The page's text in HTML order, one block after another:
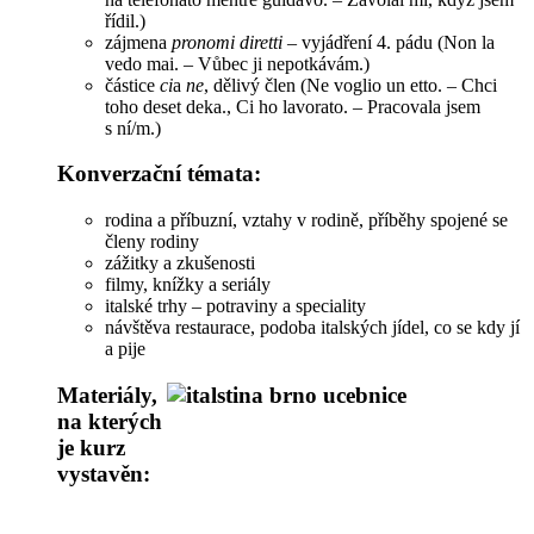
řídil.)
zájmena pronomi diretti – vyjádření 4. pádu (Non la
vedo mai. – Vůbec ji nepotkávám.)
částice cia ne, dělivý člen (Ne voglio un etto. – Chci
toho deset deka., Ci ho lavorato. – Pracovala jsem
s ní/m.)
Konverzační témata:
rodina a příbuzní, vztahy v rodině, příběhy spojené se
členy rodiny
zážitky a zkušenosti
filmy, knížky a seriály
italské trhy – potraviny a speciality
návštěva restaurace, podoba italských jídel, co se kdy jí
a pije
Materiály,
na kterých
je kurz
vystavěn: